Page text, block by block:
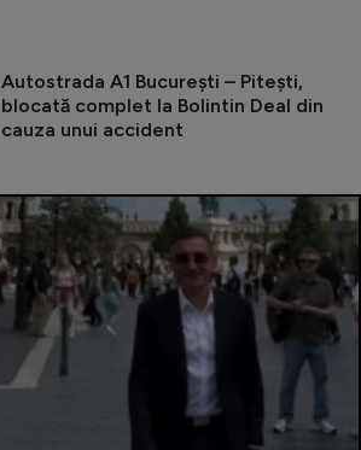
Autostrada A1 București – Pitești,
blocată complet la Bolintin Deal din
cauza unui accident